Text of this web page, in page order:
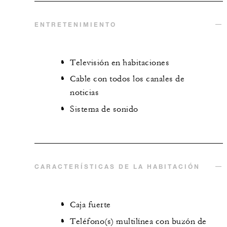
ENTRETENIMIENTO
Televisión en habitaciones
Cable con todos los canales de
noticias
Sistema de sonido
CARACTERÍSTICAS DE LA HABITACIÓN
Caja fuerte
Teléfono(s) multilínea con buzón de